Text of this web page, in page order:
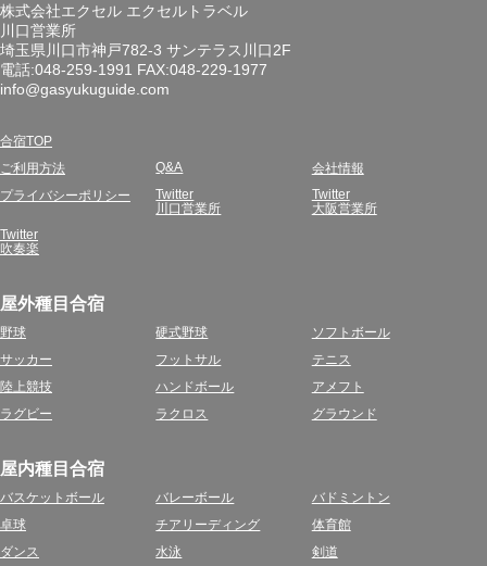
株式会社エクセル エクセルトラベル
川口営業所
埼玉県川口市神戸782-3 サンテラス川口2F
電話:048-259-1991 FAX:048-229-1977
info@gasyukuguide.com
合宿TOP
ご利用方法 Q&A 会社情報
プライバシーポリシー
Twitter
川口営業所
Twitter
大阪営業所
Twitter
吹奏楽
屋外種目合宿
野球 硬式野球 ソフトボール
サッカー フットサル テニス
陸上競技 ハンドボール アメフト
ラグビー ラクロス グラウンド
屋内種目合宿
バスケットボール バレーボール バドミントン
卓球 チアリーディング 体育館
ダンス 水泳 剣道